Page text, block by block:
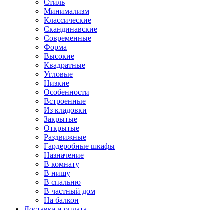
Стиль
Минимализм
Классические
Скандинавские
Современные
Форма
Высокие
Квадратные
Угловые
Низкие
Особенности
Встроенные
Из кладовки
Закрытые
Открытые
Раздвижные
Гардеробные шкафы
Назначение
В комнату
В нишу
В спальню
В частный дом
На балкон